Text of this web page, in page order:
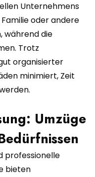
Unternehmens
oder andere
während die
Trotz
organisierter
minimiert, Zeit
Umzüge
professionelle
bieten